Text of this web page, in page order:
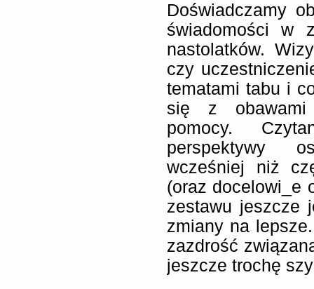
Doświadczamy
świadomości w
nastolatków.
czy
tematami tabu i
się z obawami
pomocy.
perspektywy
wcześniej niż
(oraz docelowi_e
zestawu jeszcze
zmiany na
zazdrość
jeszcze trochę